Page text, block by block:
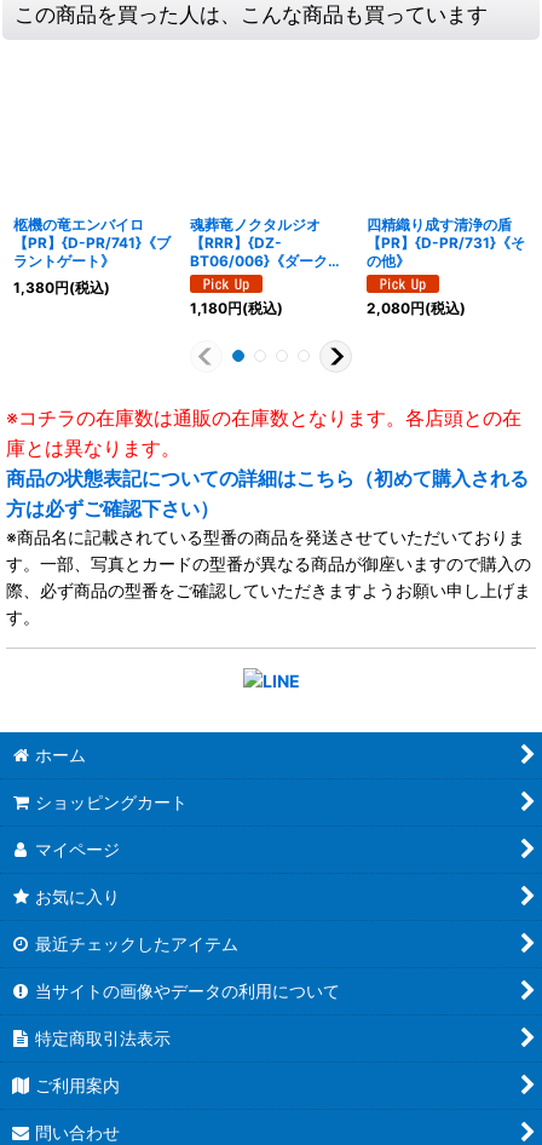
この商品を買った人は、こんな商品も買っています
柩機の竜エンバイロ
【PR】{D-PR/741}《ブ
ラントゲート》
1,380円(税込)
魂葬竜ノクタルジオ
【RRR】{DZ-
BT06/006}《ダークス
テイツ》
1,180円(税込)
四精織り成す清浄の盾
【PR】{D-PR/731}《そ
の他》
2,080円(税込)
※コチラの在庫数は通販の在庫数となります。各店頭との在
庫とは異なります。
商品の状態表記についての詳細はこちら（初めて購入される
方は必ずご確認下さい）
※商品名に記載されている型番の商品を発送させていただいておりま
す。一部、写真とカードの型番が異なる商品が御座いますので購入の
際、必ず商品の型番をご確認していただきますようお願い申し上げま
す。
ホーム
ショッピングカート
マイページ
お気に入り
最近チェックしたアイテム
当サイトの画像やデータの利用について
特定商取引法表示
ご利用案内
問い合わせ